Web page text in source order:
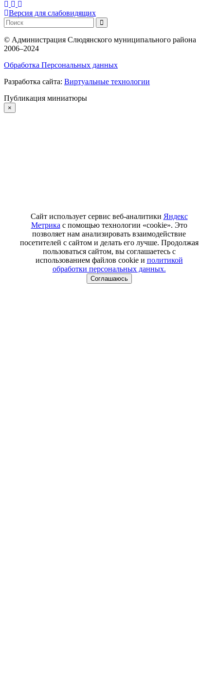
Версия для слабовидящих
© Администрация Слюдянского муниципального района
2006–2024
Обработка Персональных данных
Разработка сайта: Виртуальные технологии
Публикация миниатюры
×
Сайт использует сервис веб-аналитики Яндекс
Метрика с помощью технологии «cookie». Это
позволяет нам анализировать взаимодействие
посетителей с сайтом и делать его лучше. Продолжая
пользоваться сайтом, вы соглашаетесь с
использованием файлов cookie и политикой
обработки персональных данных.
Соглашаюсь